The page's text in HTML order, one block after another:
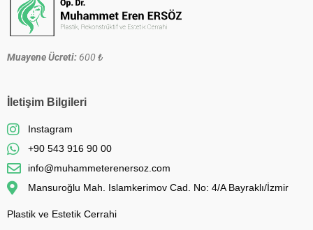
Muayene Ücreti: 600 ₺
İletişim Bilgileri
Instagram
+90 543 916 90 00
info@muhammeterenersoz.com
Mansuroğlu Mah. Islamkerimov Cad. No: 4/A Bayraklı/İzmir
Plastik ve Estetik Cerrahi